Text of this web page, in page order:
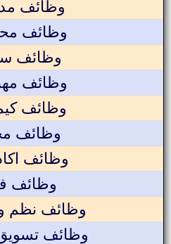
وظائف
وظائف
وظائف
وظائف
وظائف
وظائف
وظائف
وظائف
وظائف نظم
وظائف